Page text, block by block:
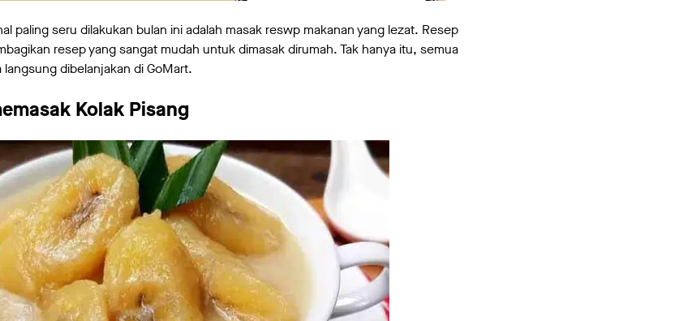
paling seru dilakukan bulan ini adalah masak reswp makanan yang lezat. Resep
resep yang sangat mudah untuk dimasak dirumah. Tak hanya itu, semua
dibelanjakan di GoMart.
Kolak Pisang